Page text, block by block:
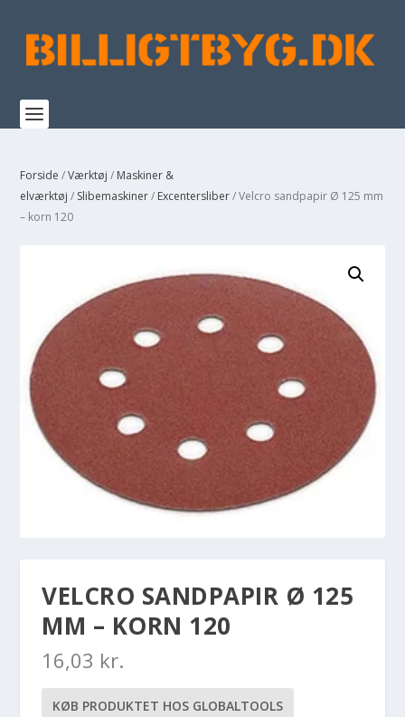
Forside /Værktøj / Maskiner &
elværktøj / Slibemaskiner/ Excentersliber/ Velcro sandpapir Ø 125 mm
– korn 120
VELCRO SANDPAPIR Ø 125
MM – KORN 120
16,03 kr.
KØB PRODUKTET HOS GLOBALTOOLS